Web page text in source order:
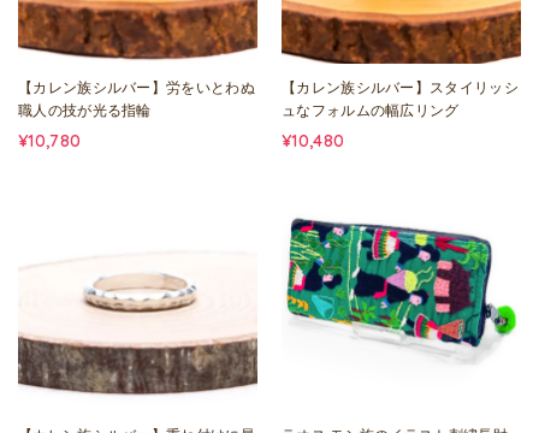
【カレン族シルバー】労をいとわぬ
職人の技が光る指輪
¥10,780
【カレン族シルバー】スタイリッシ
ュなフォルムの幅広リング
¥10,480